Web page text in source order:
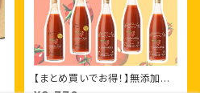
【まとめ買いでお得！】無添加ト
マトジュースFrutika飲み比べ